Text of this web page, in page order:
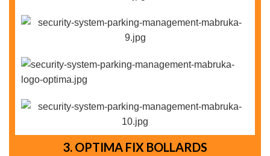
3. OPTIMA FIX BOLLARDS